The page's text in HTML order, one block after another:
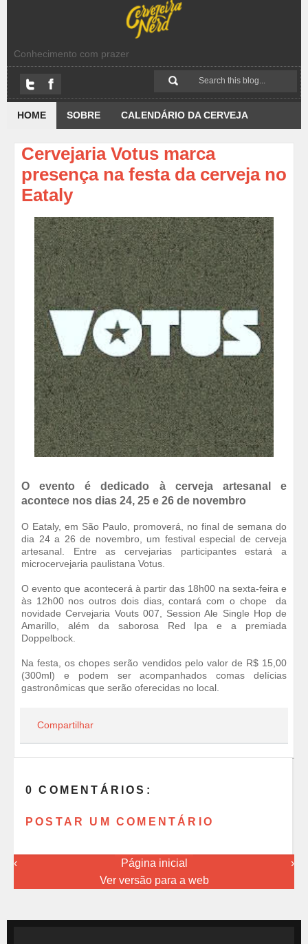
Conhecimento com prazer
HOME SOBRE CALENDÁRIO DA CERVEJA
Cervejaria Votus marca
presença na festa da cerveja no
Eataly
O evento é dedicado à cerveja artesanal e
acontece nos dias 24, 25 e 26 de novembro
O Eataly, em São Paulo, promoverá, no final de semana do
dia 24 a 26 de novembro, um festival especial de cerveja
artesanal. Entre as cervejarias participantes estará a
microcervejaria paulistana Votus.
O evento que acontecerá à partir das 18h00 na sexta-feira e
às 12h00 nos outros dois dias, contará com o chope da
novidade Cervejaria Vouts 007, Session Ale Single Hop de
Amarillo, além da saborosa Red Ipa e a premiada
Doppelbock.
Na festa, os chopes serão vendidos pelo valor de R$ 15,00
(300ml) e podem ser acompanhados comas delícias
gastronômicas que serão oferecidas no local.
Compartilhar
0 COMENTÁRIOS:
POSTAR UM COMENTÁRIO
‹ ›
Página inicial
Ver versão para a web